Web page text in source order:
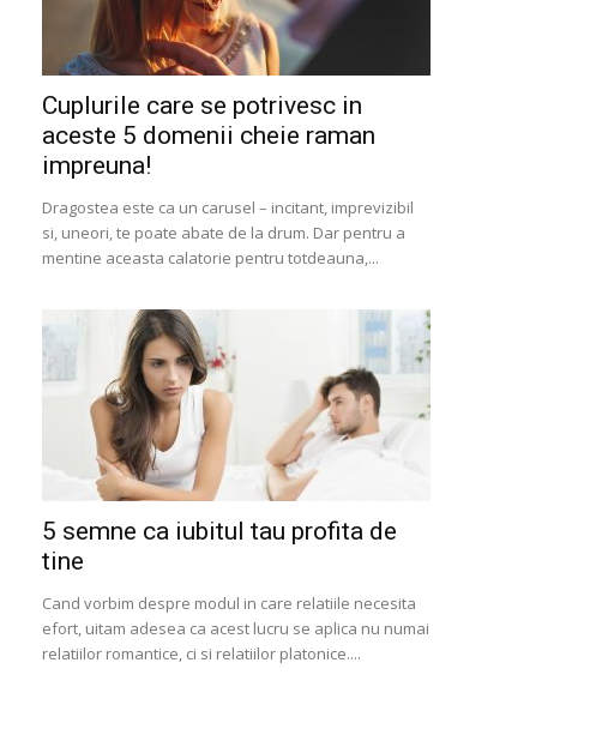
Cuplurile care se potrivesc in
aceste 5 domenii cheie raman
impreuna!
Dragostea este ca un carusel – incitant, imprevizibil
si, uneori, te poate abate de la drum. Dar pentru a
mentine aceasta calatorie pentru totdeauna,...
5 semne ca iubitul tau profita de
tine
Cand vorbim despre modul in care relatiile necesita
efort, uitam adesea ca acest lucru se aplica nu numai
relatiilor romantice, ci si relatiilor platonice....